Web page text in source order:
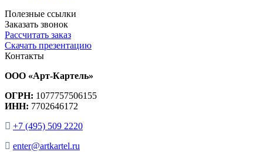
Полезные ссылки
Заказать звонок
Рассчитать заказ
Скачать презентацию
Контакты
ООО «Арт-Картель»
ОГРН: 1077757506155
ИНН: 7702646172
+7 (495) 509 2220
enter@artkartel.ru